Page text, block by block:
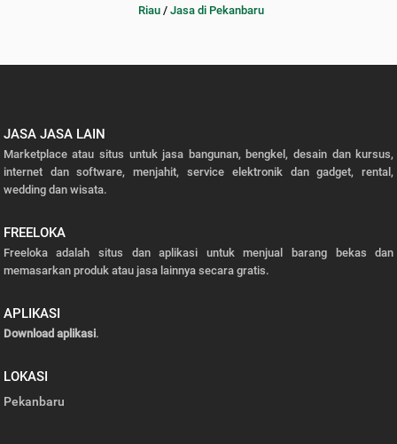
Riau / Jasa di Pekanbaru
JASA JASA LAIN
Marketplace atau situs untuk jasa bangunan, bengkel, desain dan kursus,
internet dan software, menjahit, service elektronik dan gadget, rental,
wedding dan wisata.
FREELOKA
Freeloka adalah situs dan aplikasi untuk menjual barang bekas dan
memasarkan produk atau jasa lainnya secara gratis.
APLIKASI
Download aplikasi.
LOKASI
Pekanbaru